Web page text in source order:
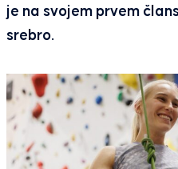
je na svojem prvem
srebro.